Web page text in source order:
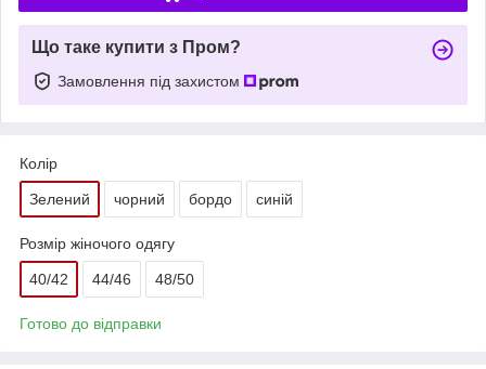
Що таке купити з Пром?
Замовлення під захистом
Колір
Зелений чорний бордо синій
Розмір жіночого одягу
40/42 44/46 48/50
Готово до відправки